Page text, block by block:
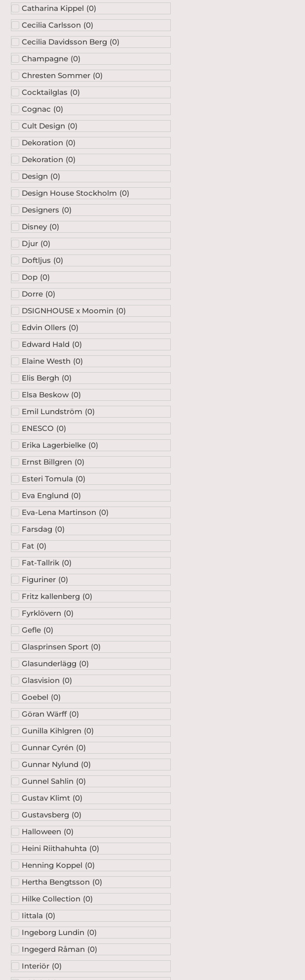
Catharina Kippel (0)
Cecilia Carlsson (0)
Cecilia Davidsson Berg (0)
Champagne (0)
Chresten Sommer (0)
Cocktailglas (0)
Cognac (0)
Cult Design (0)
Dekoration (0)
Dekoration (0)
Design (0)
Design House Stockholm (0)
Designers (0)
Disney (0)
Djur (0)
Doftljus (0)
Dop (0)
Dorre (0)
DSIGNHOUSE x Moomin (0)
Edvin Ollers (0)
Edward Hald (0)
Elaine Westh (0)
Elis Bergh (0)
Elsa Beskow (0)
Emil Lundström (0)
ENESCO (0)
Erika Lagerbielke (0)
Ernst Billgren (0)
Esteri Tomula (0)
Eva Englund (0)
Eva-Lena Martinson (0)
Farsdag (0)
Fat (0)
Fat-Tallrik (0)
Figuriner (0)
Fritz kallenberg (0)
Fyrklövern (0)
Gefle (0)
Glasprinsen Sport (0)
Glasunderlägg (0)
Glasvision (0)
Goebel (0)
Göran Wärff (0)
Gunilla Kihlgren (0)
Gunnar Cyrén (0)
Gunnar Nylund (0)
Gunnel Sahlin (0)
Gustav Klimt (0)
Gustavsberg (0)
Halloween (0)
Heini Riithahuhta (0)
Henning Koppel (0)
Hertha Bengtsson (0)
Hilke Collection (0)
Iittala (0)
Ingeborg Lundin (0)
Ingegerd Råman (0)
Interiör (0)